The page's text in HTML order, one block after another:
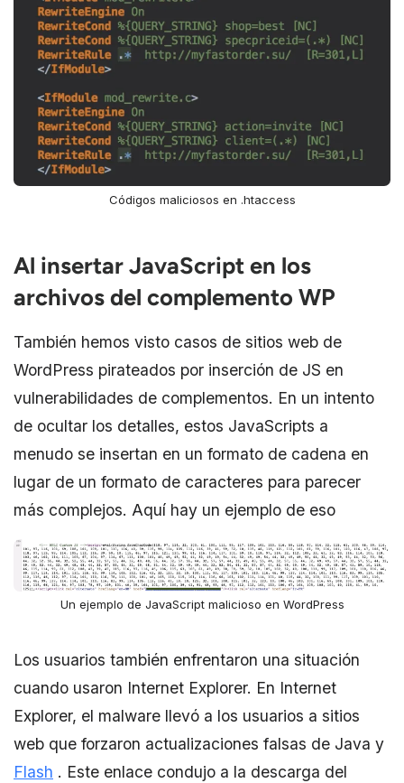
Códigos maliciosos en .htaccess
Al insertar JavaScript en los
archivos del complemento WP
También hemos visto casos de sitios web de
WordPress pirateados por inserción de JS en
vulnerabilidades de complementos. En un intento
de ocultar los detalles, estos JavaScripts a
menudo se insertan en un formato de cadena en
lugar de un formato de caracteres para parecer
más complejos. Aquí hay un ejemplo de eso
Un ejemplo de JavaScript malicioso en WordPress
Los usuarios también enfrentaron una situación
cuando usaron Internet Explorer. En Internet
Explorer, el malware llevó a los usuarios a sitios
web que forzaron actualizaciones falsas de Java y
Flash . Este enlace condujo a la descarga del